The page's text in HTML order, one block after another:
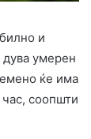
и
умерен
ќе има
соопшти